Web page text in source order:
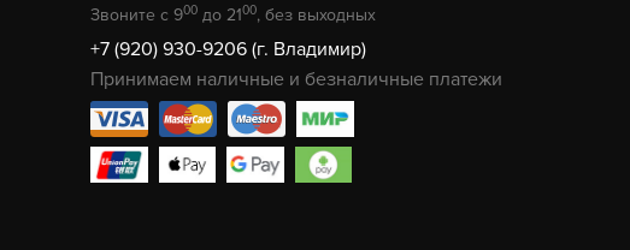
Звоните с 900 до 2100, без выходных
+7 (920) 930-9206 (г. Владимир)
Принимаем наличные и безналичные платежи